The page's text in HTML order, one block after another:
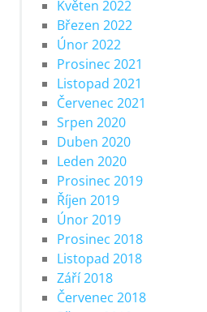
Květen 2022
Březen 2022
Únor 2022
Prosinec 2021
Listopad 2021
Červenec 2021
Srpen 2020
Duben 2020
Leden 2020
Prosinec 2019
Říjen 2019
Únor 2019
Prosinec 2018
Listopad 2018
Září 2018
Červenec 2018